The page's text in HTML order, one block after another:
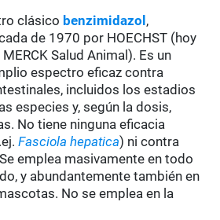
clásico benzimidazol ,
de 1970 por HOECHST (hoy
Salud Animal). Es un
espectro eficaz contra
incluidos los estadios
especies y, según la dosis,
No tiene ninguna eficacia
Fasciola hepatica) ni contra
emplea masivamente en todo
y abundantemente también en
No se emplea en la